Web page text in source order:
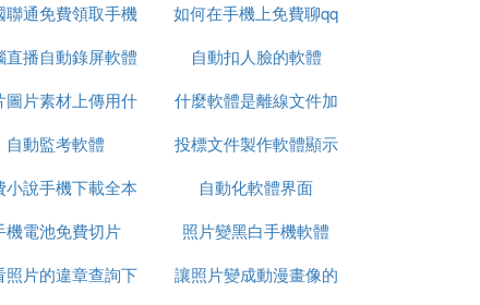
頻原有的畫質清晰度。快捷去水印大師
鍵的去除，不會留下任何的痕跡。哈屏
聯通免費領取手機
如何在手機上免費聊qq
直播自動錄屏軟體
自動扣人臉的軟體
圖片素材上傳用什
麼軟體
什麼軟體是離線文件加
密
自動監考軟體
投標文件製作軟體顯示
內容不全
小說手機下載全本
自動化軟體界面
機電池免費切片
照片變黑白手機軟體
照片的違章查詢下
讓照片變成動漫畫像的